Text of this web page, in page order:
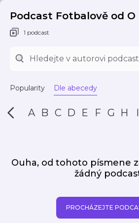
Podcast Fotbalově od O
1 podcast
Popularity Dle abecedy
A B C D E F G H I
Ouha, od tohoto písmene
žádný
PROCHÁZEJTE